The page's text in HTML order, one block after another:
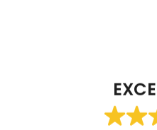
A base de